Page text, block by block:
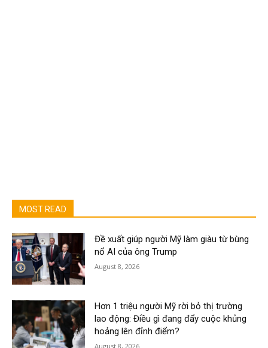
MOST READ
Đề xuất giúp người Mỹ làm giàu từ bùng
nổ AI của ông Trump
August 8, 2026
Hơn 1 triệu người Mỹ rời bỏ thị trường
lao động: Điều gì đang đẩy cuộc khủng
hoảng lên đỉnh điểm?
August 8, 2026